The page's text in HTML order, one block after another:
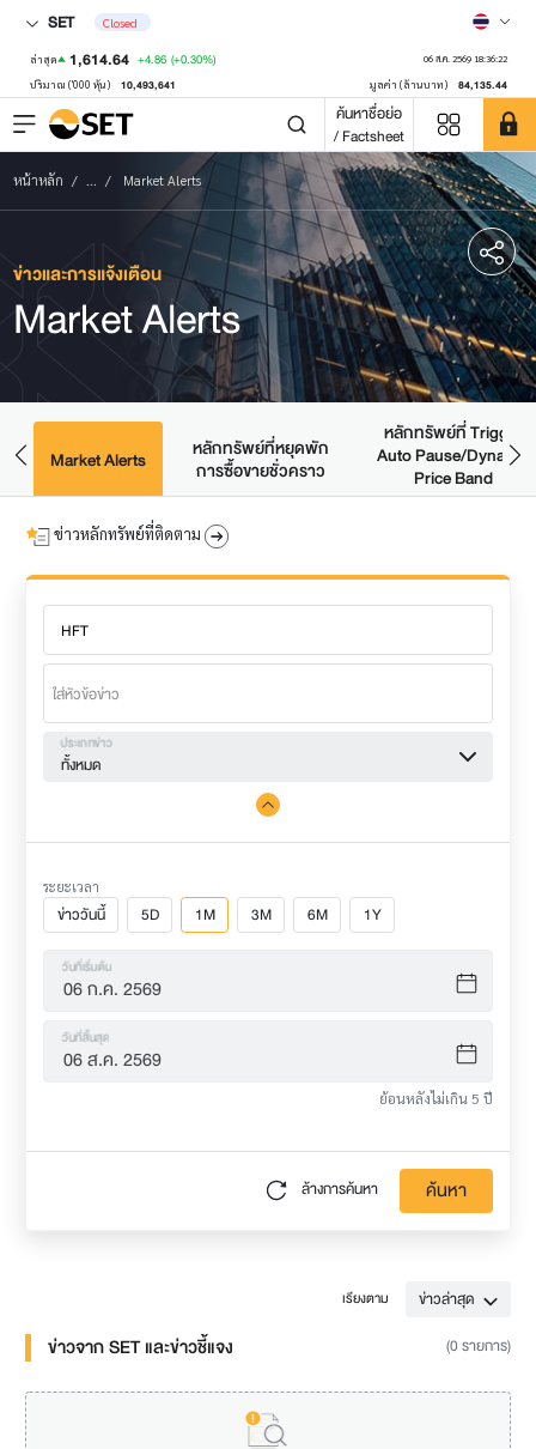
SET Closed
ล่าสุด 1,614.64 +4.86 (+0.30%) 06 ส.ค. 2569 18:36:22
ปริมาณ ('000 หุ้น) 10,493,641 มูลค่า (ล้านบาท) 84,135.44
ค้นหาชื่อย่อ
/ Factsheet
หน้าหลัก ... Market Alerts
ข่าวและการแจ้งเตือน
Market Alerts
Market Alerts
หลักทรัพย์ที่หยุดพัก
การซื้อขายชั่วคราว
หลักทรัพย์ที่ Trigger
Auto Pause/Dynamic
Price Band
ข่าวหลักทรัพย์ที่ติดตาม
ประเภทข่าว
ทั้งหมด
ระยะเวลา
ข่าววันนี้ 5D 1M 3M 6M 1Y
วันที่เริ่มต้น
วันที่สิ้นสุด
ย้อนหลังไม่เกิน 5 ปี
ล้างการค้นหา ค้นหา
เรียงตาม ข่าวล่าสุด
ข่าวจาก SET และข่าวชี้แจง (0 รายการ)